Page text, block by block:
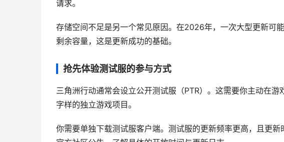
请求。
存储空间不足是另一个常见原因。在2026年，一次大型更新可
剩余容量，这是更新成功的基础。
抢先体验测试服的参与方式
三角洲行动通常会设立公开测试服（PTR）。这需要你主动在
字样的独立游戏项目。
你需要单独下载测试服客户端。测试服的更新频率更高，且更